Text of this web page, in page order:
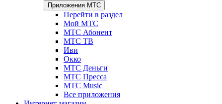
Приложения МТС
Перейти в раздел
Мой МТС
МТС Абонент
МТС ТВ
Иви
Окко
МТС Деньги
МТС Пресса
МТС Music
Все приложения